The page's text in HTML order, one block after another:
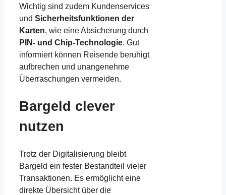
Wichtig sind zudem Kundenservices
und Sicherheitsfunktionen der
Karten, wie eine Absicherung durch
PIN- und Chip-Technologie. Gut
informiert können Reisende beruhigt
aufbrechen und unangenehme
Überraschungen vermeiden.
Bargeld clever
nutzen
Trotz der Digitalisierung bleibt
Bargeld ein fester Bestandteil vieler
Transaktionen. Es ermöglicht eine
direkte Übersicht über die